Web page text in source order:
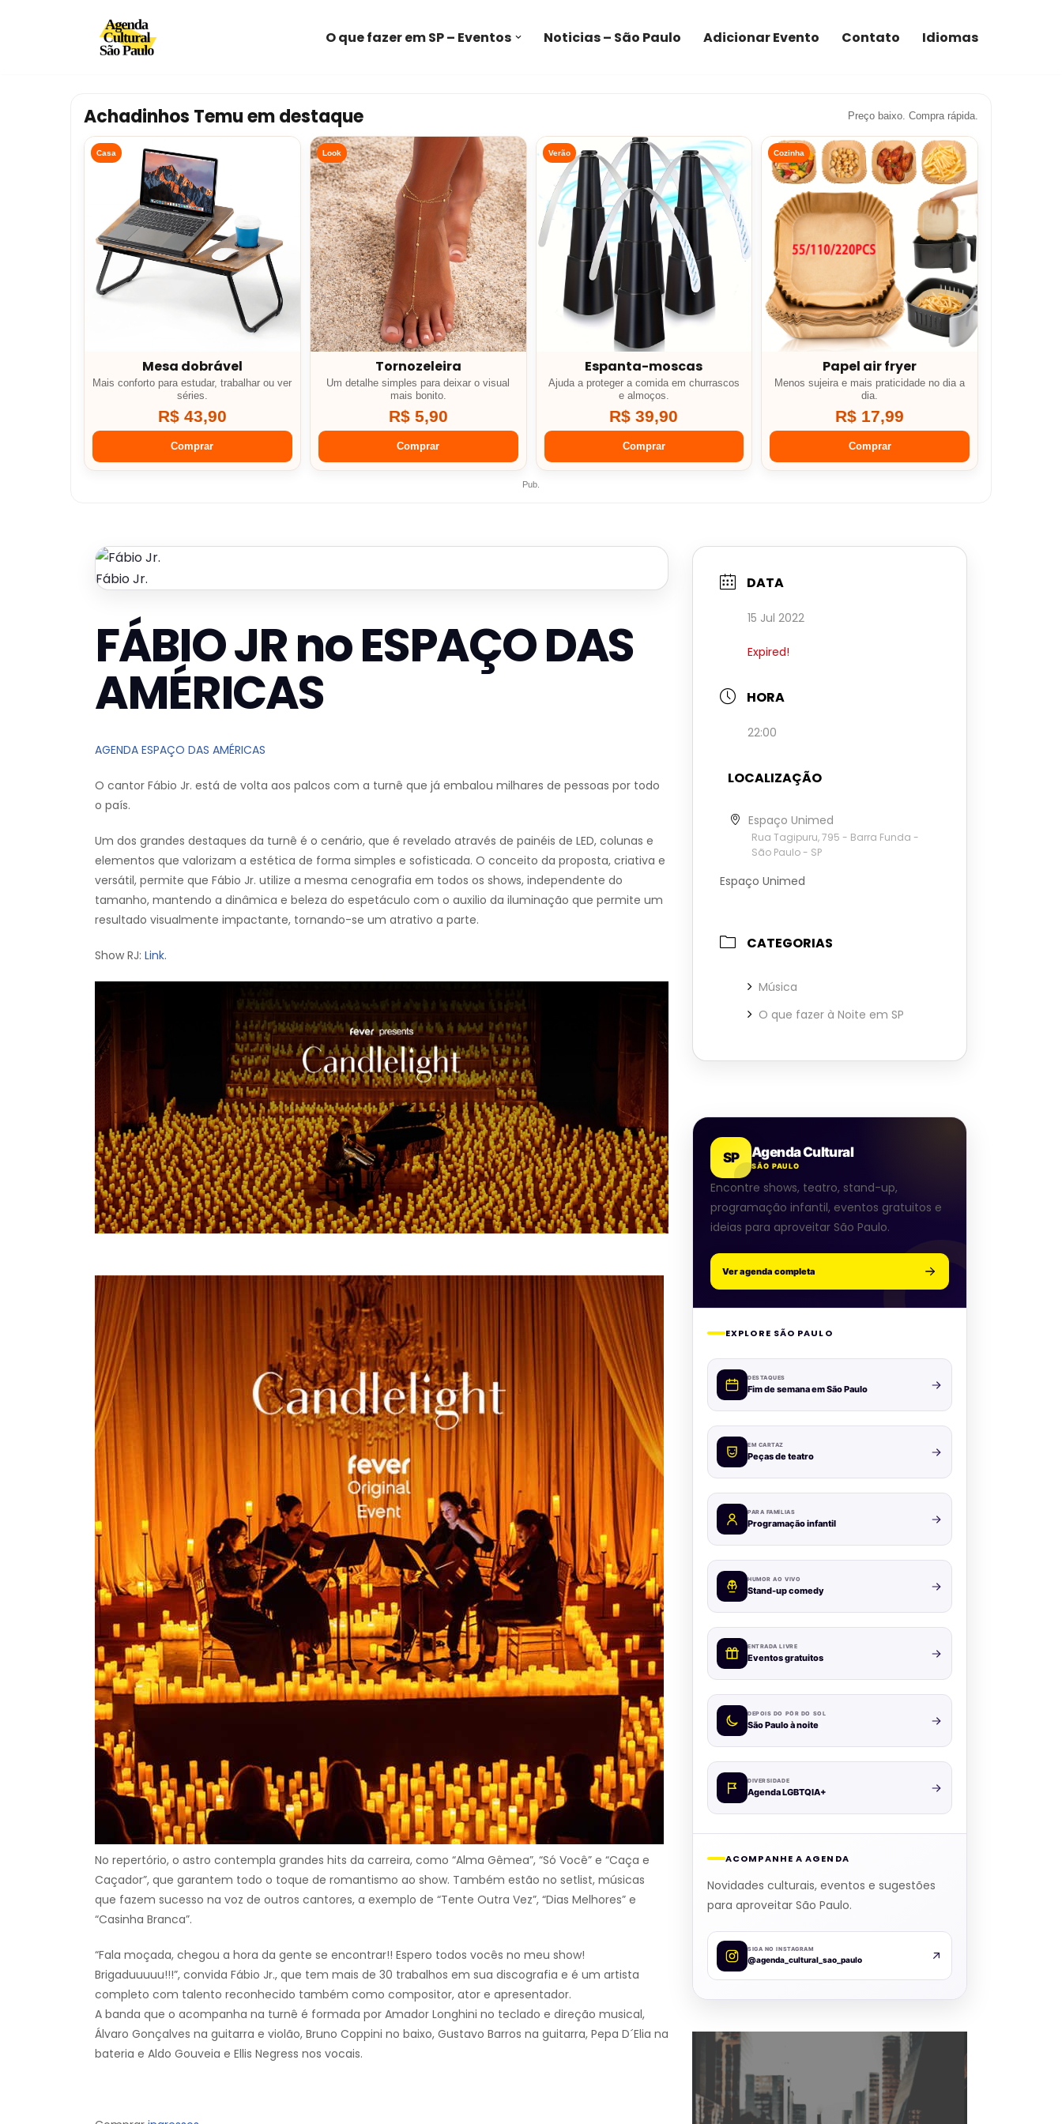
O que fazer em SP – Eventos Noticias – São Paulo Adicionar Evento Contato Idiomas
Achadinhos Temu em destaque Preço baixo. Compra rápida.
Casa
Mesa dobrável
Mais conforto para estudar, trabalhar ou ver
séries.
R$ 43,90
Comprar
Look
Tornozeleira
Um detalhe simples para deixar o visual
mais bonito.
R$ 5,90
Comprar
Verão
Espanta-moscas
Ajuda a proteger a comida em churrascos
e almoços.
R$ 39,90
Comprar
Cozinha
Papel air fryer
Menos sujeira e mais praticidade no dia a
dia.
R$ 17,99
Comprar
Pub.
Fábio Jr.
FÁBIO JR no ESPAÇO DAS
AMÉRICAS
AGENDA ESPAÇO DAS AMÉRICAS
O cantor Fábio Jr. está de volta aos palcos com a turnê que já embalou milhares de pessoas por todo
o país.
Um dos grandes destaques da turnê é o cenário, que é revelado através de painéis de LED, colunas e
elementos que valorizam a estética de forma simples e sofisticada. O conceito da proposta, criativa e
versátil, permite que Fábio Jr. utilize a mesma cenografia em todos os shows, independente do
tamanho, mantendo a dinâmica e beleza do espetáculo com o auxilio da iluminação que permite um
resultado visualmente impactante, tornando-se um atrativo a parte.
Show RJ: Link.
No repertório, o astro contempla grandes hits da carreira, como “Alma Gêmea”, “Só Você” e “Caça e
Caçador”, que garantem todo o toque de romantismo ao show. Também estão no setlist, músicas
que fazem sucesso na voz de outros cantores, a exemplo de “Tente Outra Vez”, “Dias Melhores” e
“Casinha Branca”.
“Fala moçada, chegou a hora da gente se encontrar!! Espero todos vocês no meu show!
Brigaduuuuu!!!”, convida Fábio Jr., que tem mais de 30 trabalhos em sua discografia e é um artista
completo com talento reconhecido também como compositor, ator e apresentador.
A banda que o acompanha na turnê é formada por Amador Longhini no teclado e direção musical,
Álvaro Gonçalves na guitarra e violão, Bruno Coppini no baixo, Gustavo Barros na guitarra, Pepa D´Elia na
bateria e Aldo Gouveia e Ellis Negress nos vocais.
DATA
15 Jul 2022
Expired!
HORA
22:00
LOCALIZAÇÃO
Espaço Unimed
Rua Tagipuru, 795 - Barra Funda -
São Paulo - SP
Espaço Unimed
CATEGORIAS
Música
O que fazer à Noite em SP
SP Agenda Cultural
SÃO PAULO
Encontre shows, teatro, stand-up,
programação infantil, eventos gratuitos e
ideias para aproveitar São Paulo.
Ver agenda completa
EXPLORE SÃO PAULO
DESTAQUES
Fim de semana em São Paulo
EM CARTAZ
Peças de teatro
PARA FAMÍLIAS
Programação infantil
HUMOR AO VIVO
Stand-up comedy
ENTRADA LIVRE
Eventos gratuitos
DEPOIS DO PÔR DO SOL
São Paulo à noite
DIVERSIDADE
Agenda LGBTQIA+
ACOMPANHE A AGENDA
Novidades culturais, eventos e sugestões
para aproveitar São Paulo.
SIGA NO INSTAGRAM
@agenda_cultural_sao_paulo